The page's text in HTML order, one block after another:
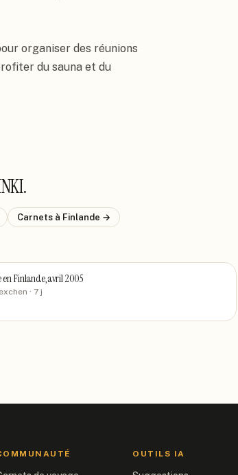
organiser des réunions
du sauna et du
.
Carnets à Finlande →
en Finlande,avril 2005
· 7 j
OUTILS IA